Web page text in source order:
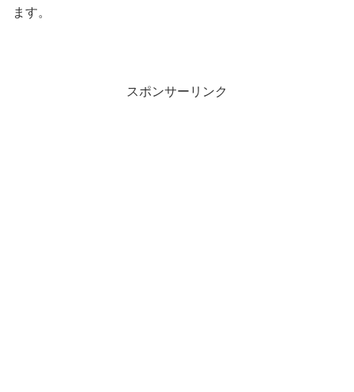
ます。
スポンサーリンク